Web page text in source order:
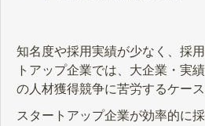
知名度や採用実績が少なく、採
トアップ企業では、大企業・実
の人材獲得競争に苦労するケー
スタートアップ企業が効率的に